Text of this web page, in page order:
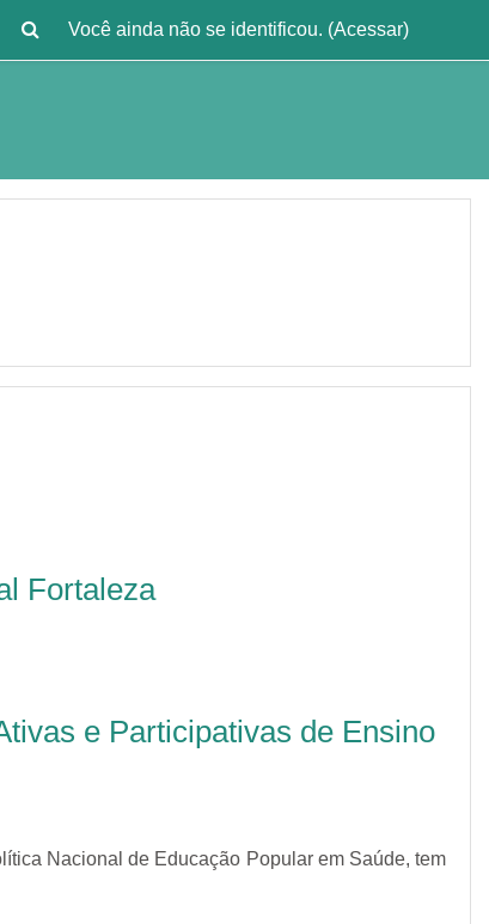
Você ainda não se identificou. (Acessar)
Fortaleza
e Participativas de Ensino
Nacional de Educação Popular em Saúde, tem